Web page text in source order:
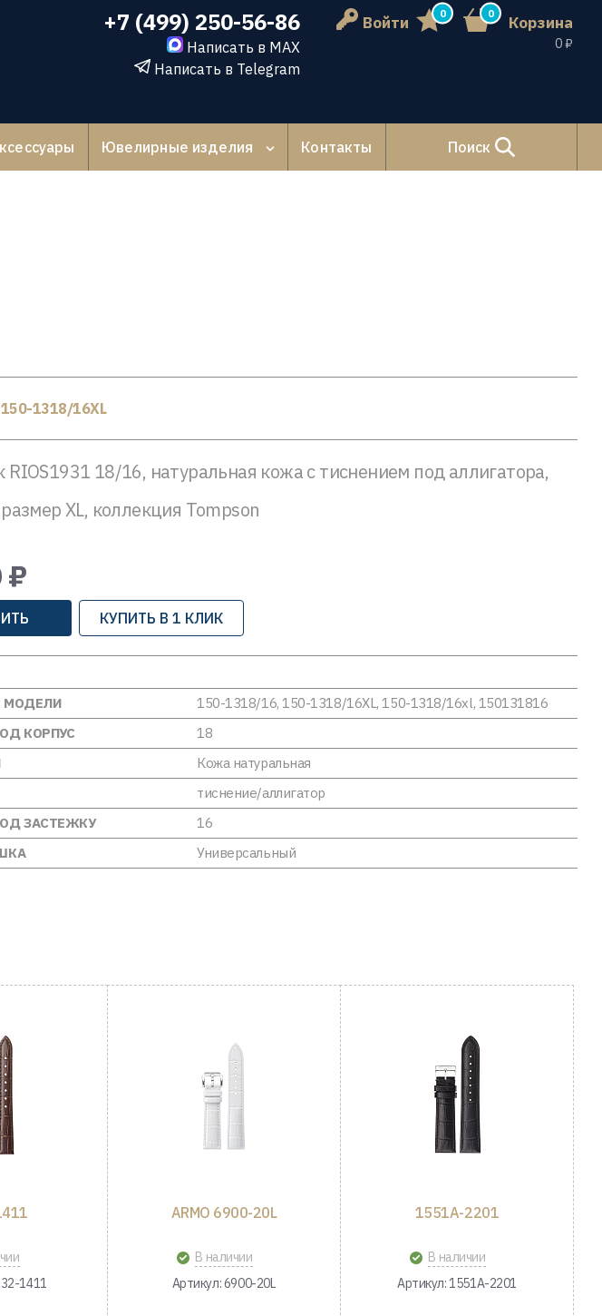
+7 (499) 250-56-86
Написать в MAX
Написать в Telegram
Войти 0 0 Корзина
0 ₽
Ювелирные изделия Контакты Поиск
1318/16XL
18/16, натуральная кожа с тиснением под аллигатора,
XL, коллекция Tompson
₽
КУПИТЬ В 1 КЛИК
МОДЕЛИ
150-1318/16, 150-1318/16XL, 150-1318/16xl, 150131816
КОРПУС
18
Кожа натуральная
тиснение/аллигатор
ЗАСТЕЖКУ
16
Универсальный
1411
ARMO 6900-20L
В наличии
Артикул: 6900-20L
1551A-2201
В наличии
Артикул: 1551A-2201